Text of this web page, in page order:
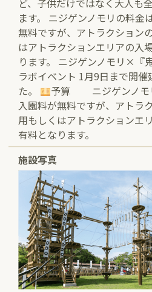
ど、子供だけではなく大人も
ます。 ニジゲンノモリの料金
無料ですが、アトラクション
はアトラクションエリアの入
ります。 ニジゲンノモリ×『
ラボイベント 1月9日まで開催
た。
予算 ニジゲンノモ
入園料が無料ですが、アトラ
用もしくはアトラクションエ
有料となります。
施設写真